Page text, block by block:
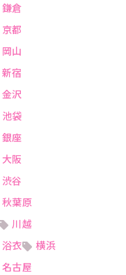
鎌倉
京都
岡山
新宿
金沢
池袋
銀座
大阪
渋谷
秋葉原
川越
浴衣
横浜
名古屋